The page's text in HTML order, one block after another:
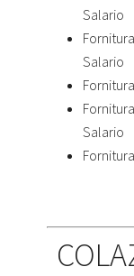
Salario
Salario
Salario